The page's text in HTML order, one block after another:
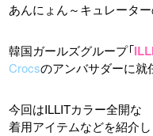
あんにょん～キュレータ
韓国ガールズグループ「
Crocsのアンバサダーに就
今回はILLITカラー全開な
着用アイテムなどを紹介